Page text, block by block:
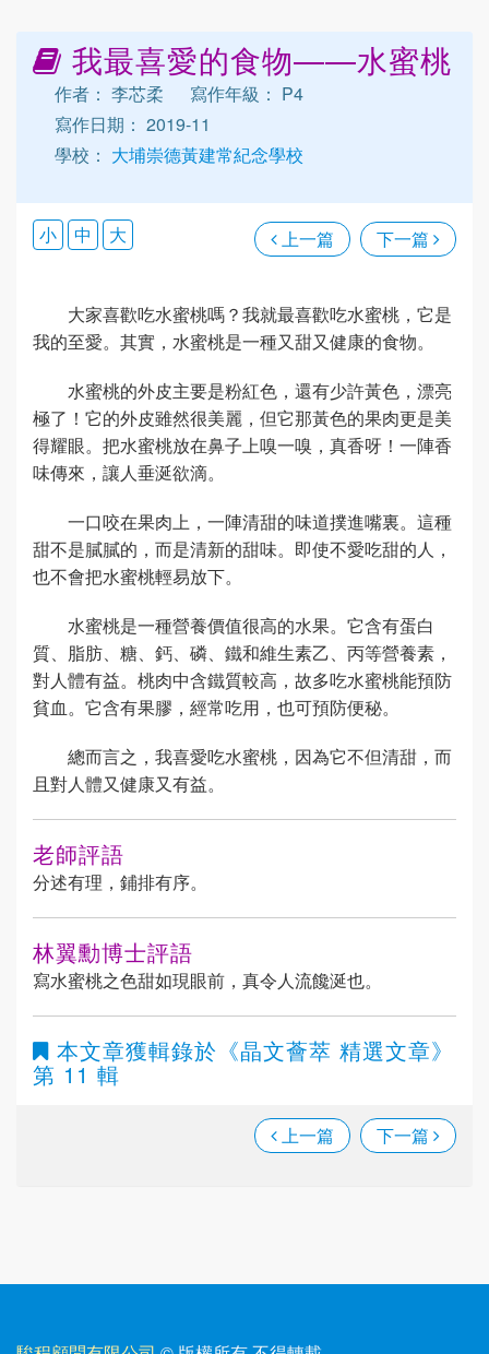
我最喜愛的食物——水蜜桃
作者： 李芯柔
寫作年級： P4
寫作日期： 2019-11
學校： 大埔崇德黃建常紀念學校
上一篇 下一篇
小 中 大
大家喜歡吃水蜜桃嗎？我就最喜歡吃水蜜桃，它是
我的至愛。其實，水蜜桃是一種又甜又健康的食物。
水蜜桃的外皮主要是粉紅色，還有少許黃色，漂亮
極了！它的外皮雖然很美麗，但它那黃色的果肉更是美
得耀眼。把水蜜桃放在鼻子上嗅一嗅，真香呀！一陣香
味傳來，讓人垂涎欲滴。
一口咬在果肉上，一陣清甜的味道撲進嘴裏。這種
甜不是膩膩的，而是清新的甜味。即使不愛吃甜的人，
也不會把水蜜桃輕易放下。
水蜜桃是一種營養價值很高的水果。它含有蛋白
質、脂肪、糖、鈣、磷、鐵和維生素乙、丙等營養素，
對人體有益。桃肉中含鐵質較高，故多吃水蜜桃能預防
貧血。它含有果膠，經常吃用，也可預防便秘。
總而言之，我喜愛吃水蜜桃，因為它不但清甜，而
且對人體又健康又有益。
老師評語
分述有理，鋪排有序。
林翼勳博士評語
寫水蜜桃之色甜如現眼前，真令人流饞涎也。
本文章獲輯錄於 《晶文薈萃 精選文章》
第 11 輯
上一篇 下一篇